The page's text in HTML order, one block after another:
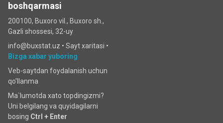
boshqarmasi
200100, Buxoro vil., Buxoro sh.,
Gazli shossesi, 32-uy
info@buxstat.uz • Sayt xaritasi •
Bizga xabar yuboring
Veb-saytdan foydalanish uchun
qo'llanma
Ma`lumotda xato topdingizmi?
Uni belgilang va quyidagilarni
bosing Ctrl + Enter